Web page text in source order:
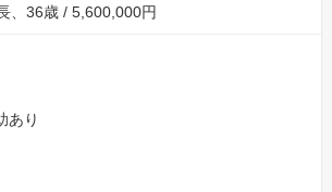
、36歳 / 5,600,000円
あり